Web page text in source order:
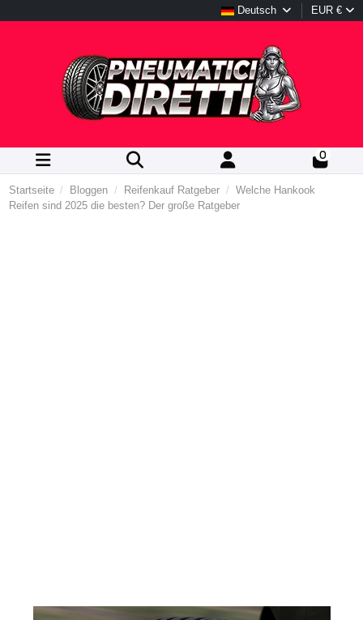
Deutsch EUR €
0
Startseite Bloggen Reifenkauf Ratgeber
Welche Hankook
Reifen sind 2025 die besten? Der große Ratgeber